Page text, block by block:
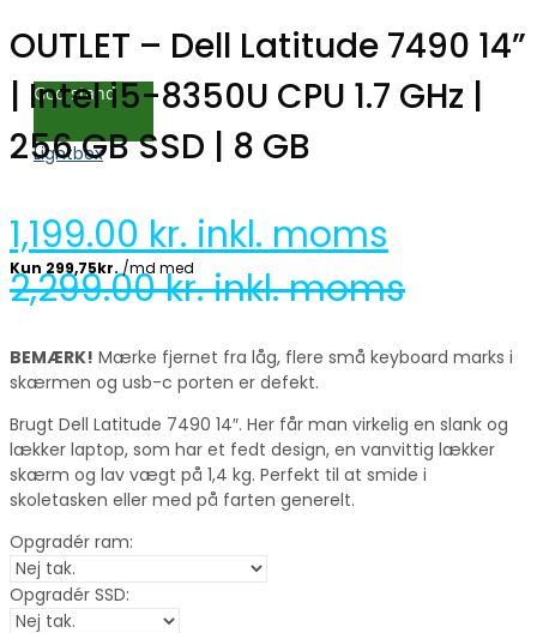
God stand
Lightbox
OUTLET – Dell Latitude 7490 14”
| Intel i5-8350U CPU 1.7 GHz |
256 GB SSD | 8 GB
1,199.00 kr. inkl. moms
2,299.00kr. inkl. moms
BEMÆRK! Mærke fjernet fra låg, flere små keyboard marks i
skærmen og usb-c porten er defekt.
Brugt Dell Latitude 7490 14″. Her får man virkelig en slank og
lækker laptop, som har et fedt design, en vanvittig lækker
skærm og lav vægt på 1,4 kg. Perfekt til at smide i
skoletasken eller med på farten generelt.
Opgradér ram:
Opgradér SSD: